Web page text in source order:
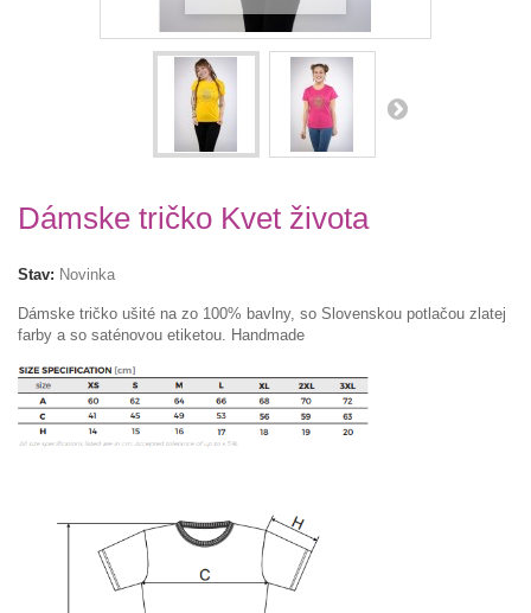
Dámske tričko Kvet života
Stav: Novinka
Dámske tričko ušité na zo 100% bavlny, so Slovenskou potlačou zlatej
farby a so saténovou etiketou. Handmade